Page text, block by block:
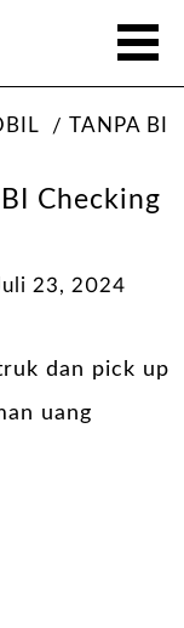
TANPA BI
Checking
23, 2024